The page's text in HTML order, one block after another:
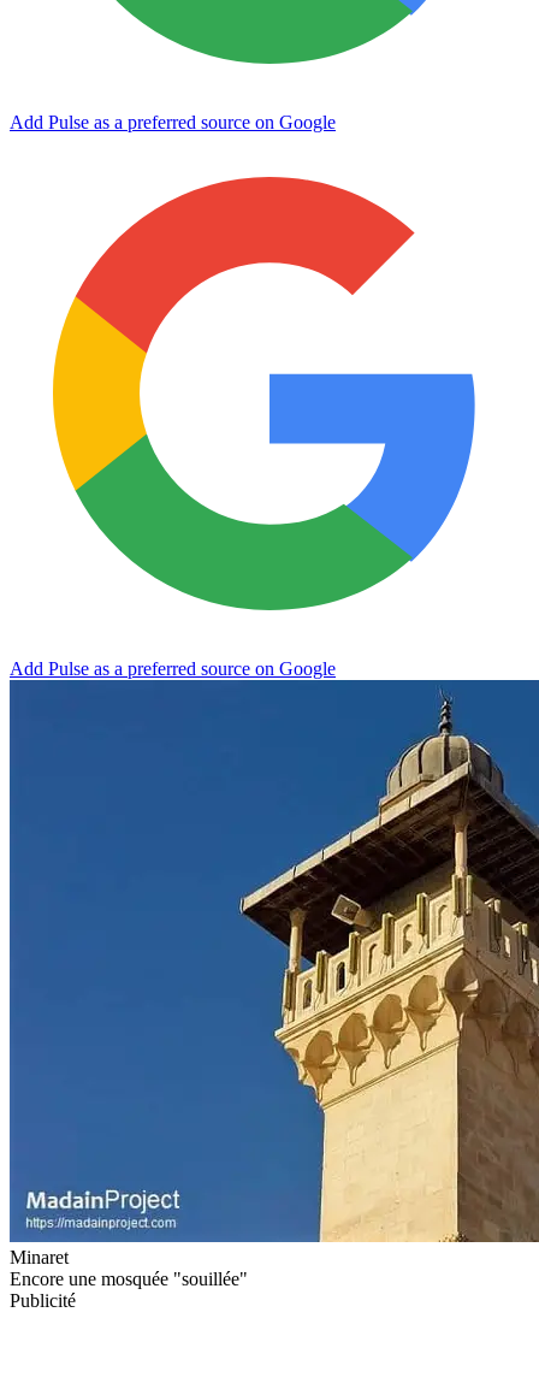
Add Pulse as a preferred source on Google
Add Pulse as a preferred source on Google
Minaret
Encore une mosquée "souillée"
Publicité